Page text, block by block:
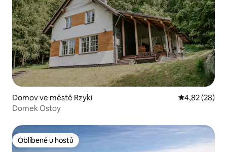
Domov ve městě Rzyki Průměrné
4,82 (28)
Domek Ostoy
Oblíbené u hostů
Oblíbené u hostů